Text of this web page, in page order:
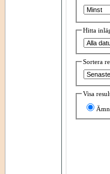
Hitta
Sortera
Visa